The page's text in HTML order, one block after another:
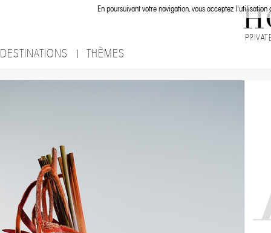
En poursuivant votre navigation, vous acceptez
DESTINATIONS THÈMES